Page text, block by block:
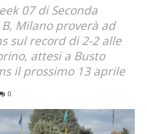
07 di Seconda
Milano proverà ad
sul record di 2-2 alle
attesi a Busto
il prossimo 13 aprile
0